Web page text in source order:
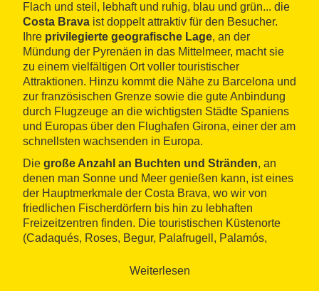
Flach und steil, lebhaft und ruhig, blau und grün... die
Costa Brava ist doppelt attraktiv für den Besucher.
Ihre privilegierte geografische Lage, an der
Mündung der Pyrenäen in das Mittelmeer, macht sie
zu einem vielfältigen Ort voller touristischer
Attraktionen. Hinzu kommt die Nähe zu Barcelona und
zur französischen Grenze sowie die gute Anbindung
durch Flugzeuge an die wichtigsten Städte Spaniens
und Europas über den Flughafen Girona, einer der am
schnellsten wachsenden in Europa.
Die große Anzahl an Buchten und Stränden, an
denen man Sonne und Meer genießen kann, ist eines
der Hauptmerkmale der Costa Brava, wo wir von
friedlichen Fischerdörfern bis hin zu lebhaften
Freizeitzentren finden. Die touristischen Küstenorte
(Cadaqués, Roses, Begur, Palafrugell, Palamós,
Lloret) bieten alle Dienstleistungen, damit der
Weiterlesen